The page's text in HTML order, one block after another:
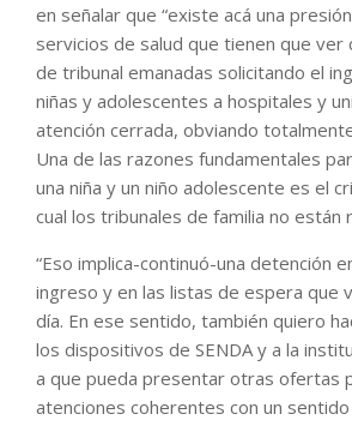
en señalar que “existe acá una
servicios de salud que tienen que ver
de tribunal emanadas solicitando el
niñas y adolescentes a hospitales y
atención cerrada, obviando
Una de las razones fundamentales
una niña y un niño adolescente es el
cual los tribunales de familia no están
“Eso implica-continuó-una detención
ingreso y en las listas de espera que
día. En ese sentido, también quiero
los dispositivos de SENDA y a la
a que pueda presentar otras ofertas
atenciones coherentes con un sentido